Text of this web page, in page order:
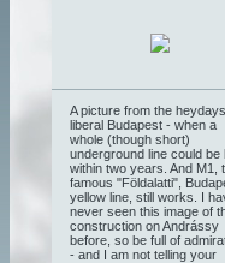
A picture from the
liberal Budapest - when a
whole (though short)
underground line could be
within two years. And M1,
famous "Földalatti",
yellow line, still works. I
never seen this image of
construction on Andrássy
before, so be full of
- and I am not telling your